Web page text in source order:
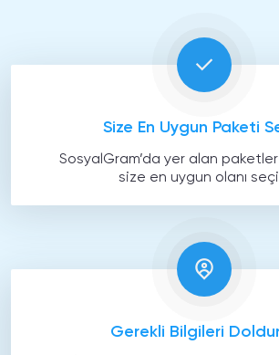
Size En Uygun Paketi
SosyalGram’da yer alan
size en uygun olanı
Gerekli Bilgileri